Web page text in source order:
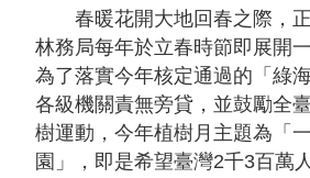
春暖花開大地回春之際，正
林務局每年於立春時節即展開
為了落實今年核定通過的「綠
各級機關責無旁貸，並鼓勵全
樹運動，今年植樹月主題為「
園」，即是希望臺灣2千3百萬